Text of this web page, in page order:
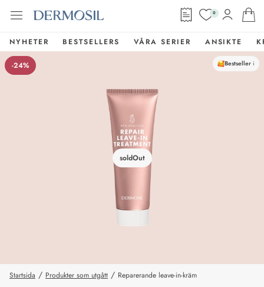
0
NYHETER BESTSELLERS VÅRA SERIER ANSIKTE
soldOut
-24% Bestseller i
Startsida / Produkter som utgått / Reparerande leave-in-kräm